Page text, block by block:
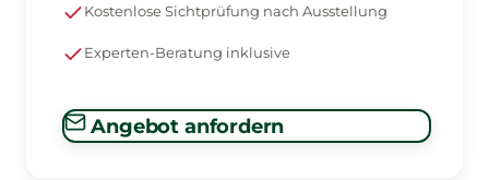
Kostenlose Sichtprüfung nach Ausstellung
Experten-Beratung inklusive
Angebot anfordern